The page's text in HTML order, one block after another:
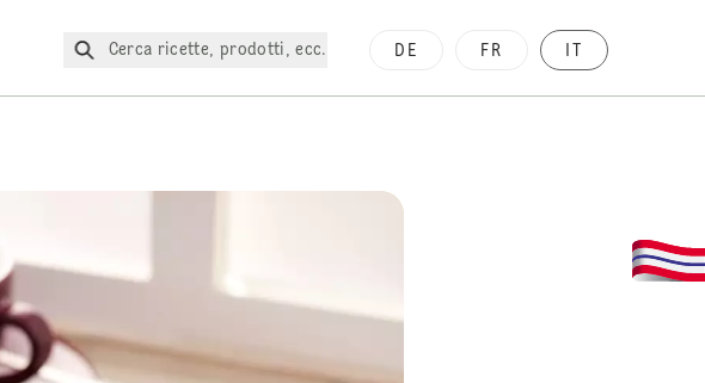
Cerca ricette, prodotti, ecc. DE FR